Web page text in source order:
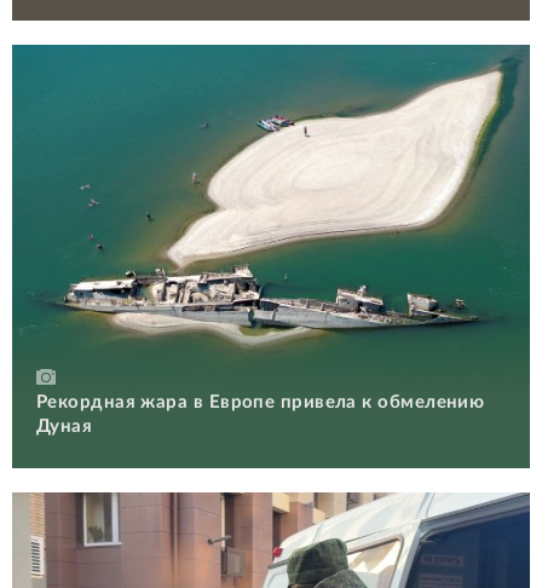
Рекордная жара в Европе привела к обмелению
Дуная